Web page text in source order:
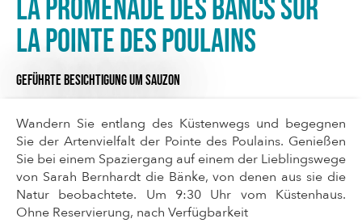
La promenade des bancs sur
la pointe des Poulains
GEFÜHRTE BESICHTIGUNGUM SAUZON
Wandern Sie entlang des Küstenwegs und begegnen
Sie der Artenvielfalt der Pointe des Poulains. Genießen
Sie bei einem Spaziergang auf einem der Lieblingswege
von Sarah Bernhardt die Bänke, von denen aus sie die
Natur beobachtete. Um 9:30 Uhr vom Küstenhaus.
Ohne Reservierung, nach Verfügbarkeit